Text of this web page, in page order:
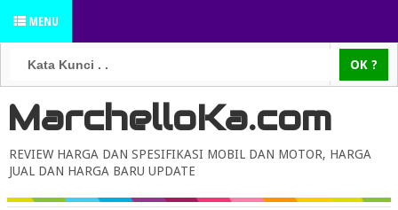
MENU
MarchelloKa.com
REVIEW HARGA DAN SPESIFIKASI MOBIL DAN MOTOR, HARGA
JUAL DAN HARGA BARU UPDATE